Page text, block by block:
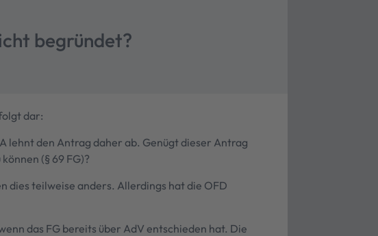
begründet?
dar:
lehnt den Antrag daher ab. Genügt dieser Antrag
(§ 69 FG)?
dies teilweise anders. Allerdings hat die OFD
das FG bereits über AdV entschieden hat. Die